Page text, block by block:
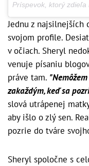
Príspevok, ktorý zdieľa
Jednu z
svojom profile.
v očiach. Sheryl
venuje písaniu
práve tam.
zakaždým, keď sa
slová utrápenej
aby išlo o zlý sen.
pozrie do tváre
Sheryl spoločne s